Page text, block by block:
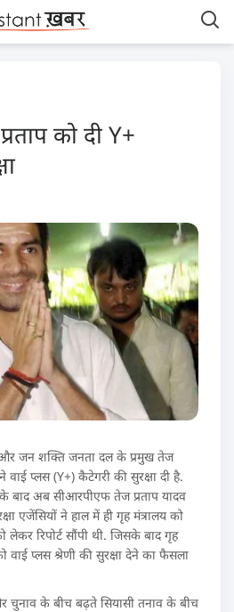
को दी Y+
और जन शक्ति जनता दल के प्रमुख तेज
वाई प्लस (Y+) कैटेगरी की सुरक्षा दी है.
बाद अब सीआरपीएफ तेज प्रताप यादव
एजेंसियों ने हाल में ही गृह मंत्रालय को
लेकर रिपोर्ट सौंपी थी. जिसके बाद गृह
वाई प्लस श्रेणी की सुरक्षा देने का फैसला
चुनाव के बीच बढ़ते सियासी तनाव के बीच